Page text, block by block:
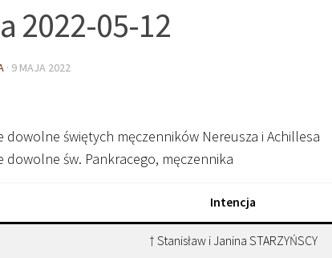
2022-05-12
· 9 MAJA 2022
dowolne świętych męczenników Nereusza i Achillesa
dowolne św. Pankracego, męczennika
Intencja
† Stanisław i Janina STARZYŃSCY